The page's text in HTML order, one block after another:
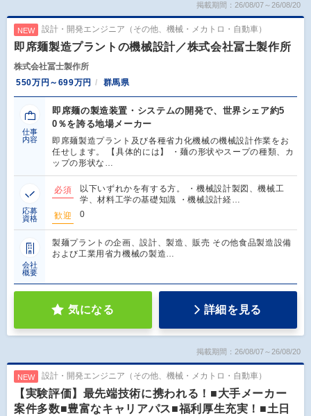
掲載期間：26/08/07～26/08/20
NEW 設計・開発エンジニア（その他、機械・メカトロ・自動車）
即席麺製造プラントの機械設計／株式会社冨士製作所
株式会社冨士製作所
550万円～699万円
群馬県
仕事
内容
即席麺の製造装置・システムの開発で、世界シェア約5
0％を誇る地場メーカー
即席麺製造プラント及び各種省力化機械の機械設計作業をお
任せします。 【具体的には】 ・麺の形状やスープの種類、カ
ップの形状な…
応募
資格
必須
以下いずれかを有する方。 ・機械設計製図、機械工
学、材料工学の基礎知識 ・機械設計経…
歓迎
0
会社
概要
製麺プラントの企画、設計、製造、販売 その他食品製造設備
および工業用省力機械の製造…
気になる 詳細を見る
掲載期間：26/08/07～26/08/20
NEW 設計・開発エンジニア（その他、機械・メカトロ・自動車）
【実験評価】最先端技術に携われる！■大手メーカー
案件多数■豊富なキャリアパス■福利厚生充実！■土日